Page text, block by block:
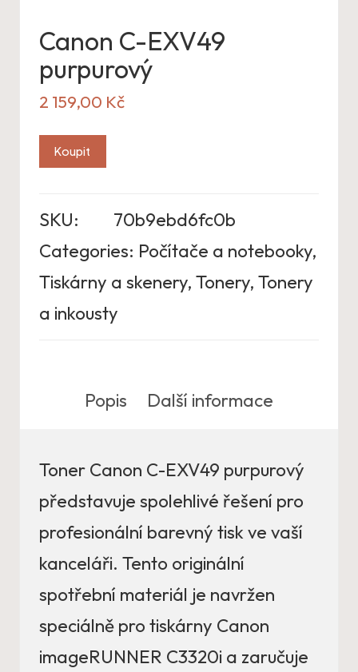
Canon C-EXV49
purpurový
2 159,00 Kč
Koupit
SKU:
70b9ebd6fc0b
Categories: Počítače a notebooky,
Tiskárny a skenery, Tonery, Tonery
a inkousty
Popis Další informace
Toner Canon C-EXV49 purpurový
představuje spolehlivé řešení pro
profesionální barevný tisk ve vaší
kanceláři. Tento originální
spotřební materiál je navržen
speciálně pro tiskárny Canon
imageRUNNER C3320i a zaručuje